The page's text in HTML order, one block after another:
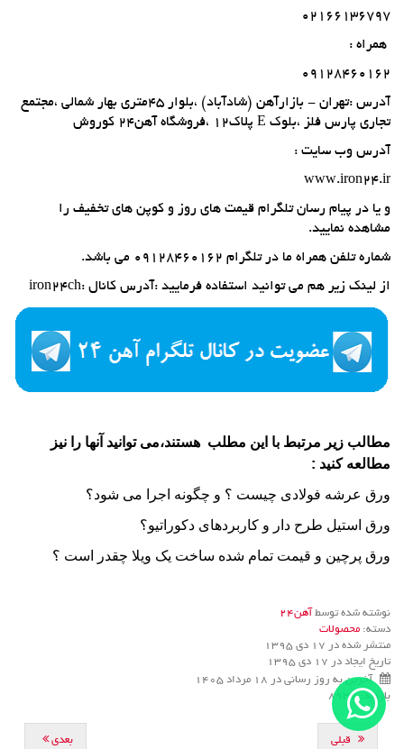
02166136797
همراه :
09128460162
آدرس :تهران - بازارآهن (شادآباد) ،بلوار 45متری بهار شمالی ،مجتمع
تجاری پارس فلز ،بلوک E پلاک12 ،فروشگاه آهن24 کوروش
آدرس وب سایت :
www.iron24.ir
و یا در پیام رسان تلگرام قیمت های روز و کوپن های تخفیف را
مشاهده نمایید.
شماره تلفن همراه ما در تلگرام 09128460162 می باشد.
از لینک زیر هم می توانید استفاده فرمایید :آدرس کانال :iron24ch
مطالب زیر مرتبط با این مطلب هستند،می توانید آنها را نیز
مطالعه کنید :
ورق عرشه فولادی چیست ؟ و چگونه اجرا می شود؟
ورق استیل طرح دار و کاربردهای دکوراتیو؟
ورق پرچین و قیمت تمام شده ساخت یک ویلا چقدر است ؟
نوشته شده توسط آهن24
دسته: محصولات
منتشر شده در 17 دی 1395
تاریخ ایجاد در 17 دی 1395
آخرین به روز رسانی در 18 مرداد 1405
بازدید: 8931
قبلی بعدی